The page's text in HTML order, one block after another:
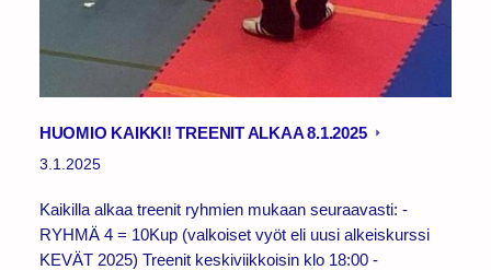
HUOMIO KAIKKI! TREENIT ALKAA 8.1.2025
3.1.2025
Kaikilla alkaa treenit ryhmien mukaan seuraavasti: -
RYHMÄ 4 = 10Kup (valkoiset vyöt eli uusi alkeiskurssi
KEVÄT 2025) Treenit keskiviikkoisin klo 18:00 -